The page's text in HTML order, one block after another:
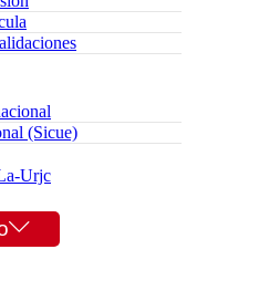
(Sicue)
Urjc